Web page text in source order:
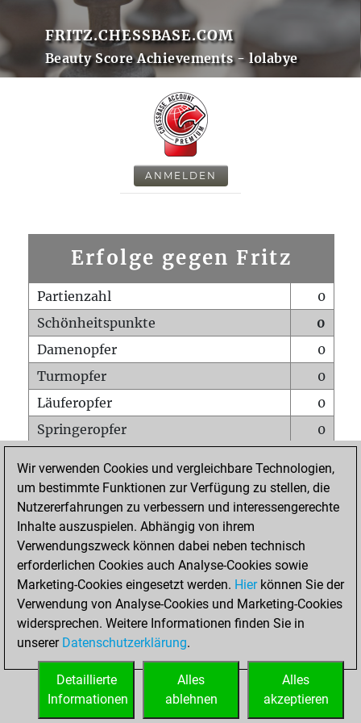
FRITZ.CHESSBASE.COM
Beauty Score Achievements - lolabye
ANMELDEN
Erfolge gegen Fritz
Partienzahl
0
Schönheitspunkte
0
Damenopfer
0
Turmopfer
0
Läuferopfer
0
Springeropfer
0
Matt auf vollem Brett
0
Bauer setzt Matt
0
Erstickte Matts
Unterverwandlungen
Türme auf der siebten
0
STARTSEITE
Wir verwenden Cookies und vergleichbare Technologien,
um bestimmte Funktionen zur Verfügung zu stellen, die
Nutzererfahrungen zu verbessern und interessengerechte
Inhalte auszuspielen. Abhängig von ihrem
Verwendungszweck können dabei neben technisch
erforderlichen Cookies auch Analyse-Cookies sowie
Marketing-Cookies eingesetzt werden. Hierkönnen Sie der
Verwendung von Analyse-Cookies und Marketing-Cookies
widersprechen. Weitere Informationen finden Sie in
unserer Datenschutzerklärung.
Alles
akzeptieren
Alles
ablehnen
Detaillierte
Informationen